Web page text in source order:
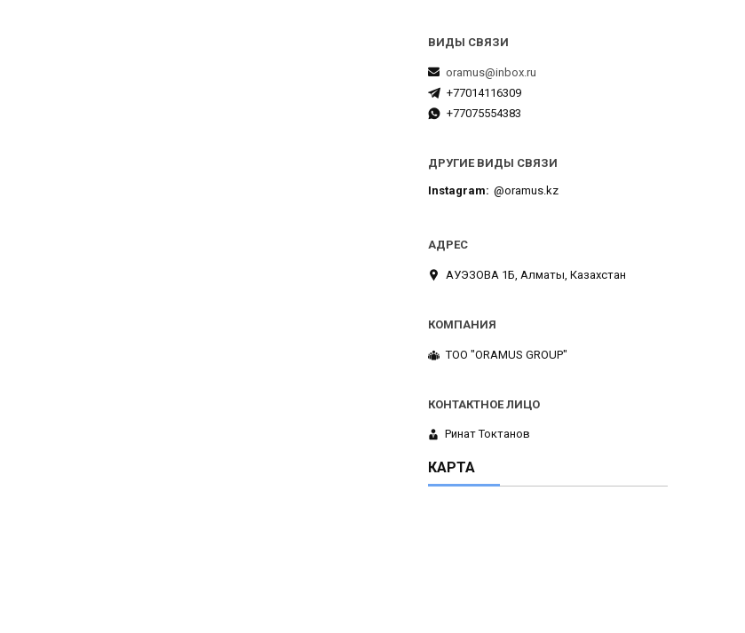
oramus@inbox.ru
+77014116309
+77075554383
ДРУГИЕ ВИДЫ СВЯЗИ
Instagram @oramus.kz
АУЭЗОВА 1Б, Алматы, Казахстан
ТОО "ORAMUS GROUP"
Ринат Токтанов
КАРТА